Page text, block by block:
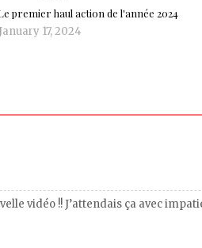
premier haul action de l'année 2024
January 17, 2024
vidéo !! J’attendais ça avec